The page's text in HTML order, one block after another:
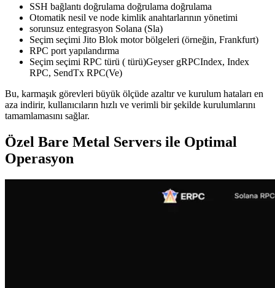
SSH bağlantı doğrulama doğrulama doğrulama
Otomatik nesil ve node kimlik anahtarlarının yönetimi
sorunsuz entegrasyon Solana (Sla)
Seçim seçimi Jito Blok motor bölgeleri (örneğin, Frankfurt)
RPC port yapılandırma
Seçim seçimi RPC türü ( türü)Geyser gRPCIndex, Index
RPC, SendTx RPC(Ve)
Bu, karmaşık görevleri büyük ölçüde azaltır ve kurulum hataları en
aza indirir, kullanıcıların hızlı ve verimli bir şekilde kurulumlarını
tamamlamasını sağlar.
Özel Bare Metal Servers ile Optimal
Operasyon